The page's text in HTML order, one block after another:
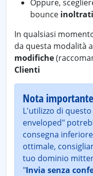
Oppure,
bounce
In qualsiasi
da questa modalità
modifiche
Clienti
Nota
L'utilizzo di
enveloped"
consegna
ottimale,
tuo dominio
"Invia senza